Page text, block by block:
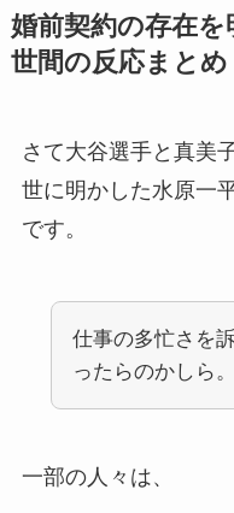
婚前契約の存在
世間の反応まとめ
さて大谷選手と真美
世に明かした水原一
です。
仕事の多忙さを
ったらのかしら。
一部の人々は、